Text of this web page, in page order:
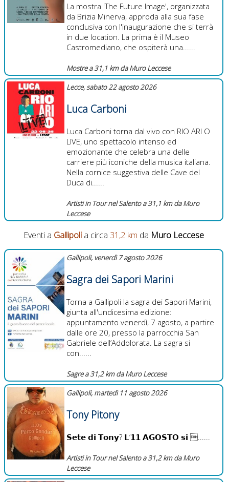
La mostra 'The Future Image', organizzata
da Brizia Minerva, approda alla sua fase
conclusiva con l'inaugurazione che si terrà
in due location. La prima è il Museo
Castromediano, che ospiterà una......
Mostre a 31,1 km da Muro Leccese
Lecce, sabato 22 agosto 2026
Luca Carboni
Luca Carboni torna dal vivo con RIO ARI O
LIVE, uno spettacolo intenso ed
emozionante che celebra una delle
carriere più iconiche della musica italiana.
Nella cornice suggestiva delle Cave del
Duca di......
Artisti in Tour nel Salento a 31,1 km da Muro
Leccese
Eventi a Gallipolia circa 31,2 km da Muro Leccese
Gallipoli, venerdì 7 agosto 2026
Sagra dei Sapori Marini
Torna a Gallipoli la sagra dei Sapori Marini,
giunta all'undicesima edizione:
appuntamento venerdì, 7 agosto, a partire
dalle ore 20, presso la parrocchia San
Gabriele dell’Addolorata. La sagra si
con......
Sagre a 31,2 km da Muro Leccese
Gallipoli, martedì 11 agosto 2026
Tony Pitony
𝗦𝗲𝘁𝗲 𝗱𝗶 𝗧𝗼𝗻𝘆? 𝗟’𝟭𝟭 𝗔𝗚𝗢𝗦𝗧𝗢 𝘀𝗶 ......
Artisti in Tour nel Salento a 31,2 km da Muro
Leccese